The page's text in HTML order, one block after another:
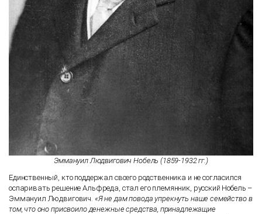
Эммануил Людвигович Нобель (1859-1932 гг.)
Единственный, кто поддержал своего родственника и не согласился
оспаривать решение Альфреда, стал его племянник, русский Нобель –
Эммануил Людвигович. «Я не дам повода упрекнуть наше семейство в
том, что оно присвоило денежные средства, принадлежащие